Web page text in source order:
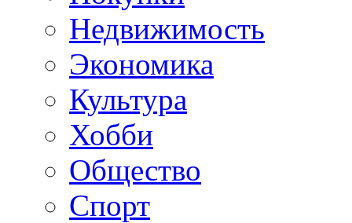
Недвижимость
Экономика
Культура
Хобби
Общество
Спорт